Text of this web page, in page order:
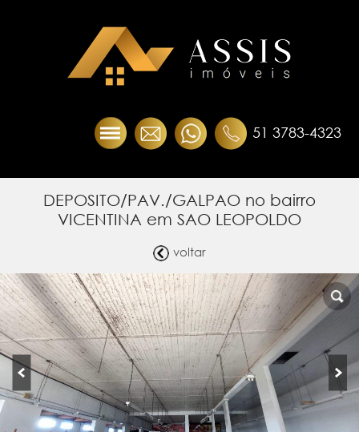
51 3783-4323
DEPOSITO/PAV./GALPAO no bairro
VICENTINA em SAO LEOPOLDO
voltar